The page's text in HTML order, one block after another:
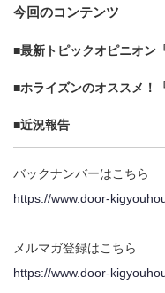
今回のコンテンツ
■最新トピックオピニオン
■ホライズンのオススメ！
■近況報告
バックナンバーはこちら
https://www.door-
メルマガ登録はこちら
https://www.door-